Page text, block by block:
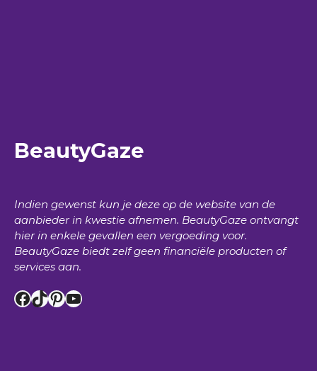
BeautyGaze
Indien gewenst kun je deze op de website van de
aanbieder in kwestie afnemen. BeautyGaze ontvangt
hier in enkele gevallen een vergoeding voor.
BeautyGaze biedt zelf geen financiële producten of
services aan.
Facebook
TikTok
Pinterest
YouTube